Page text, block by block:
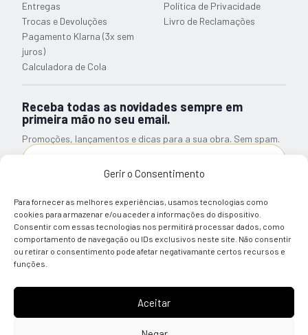
Gerir o Consentimento
Para fornecer as melhores experiências, usamos tecnologias como
cookies para armazenar e/ou aceder a informações do dispositivo.
Consentir com essas tecnologias nos permitirá processar dados, como
comportamento de navegação ou IDs exclusivos neste site. Não consentir
ou retirar o consentimento pode afetar negativamante certos recursos e
funções.
Aceitar
Entregas
Trocas e Devoluções
Pagamento Klarna (3x sem
juros)
Calculadora de Cola
Política de Privacidade
Livro de Reclamações
Receba todas as novidades sempre em
primeira mão no seu email.
Promoções, lançamentos e dicas para a sua obra. Sem spam.
Li e tomei conhecimento sobre a informação relativa ao
Tratamento de Dados Pessoais
© 2026 Almácla — Quality Building Solutions
REDES SOCIAIS
PAGAMENTO SEGURO